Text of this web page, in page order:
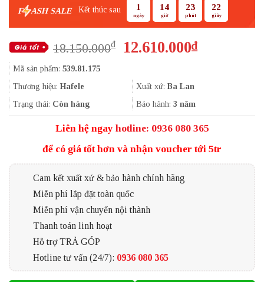
F ASH SALE Kết thúc sau 1
ngày
14
giờ
23
phút
21
giây
18.150.000₫
Giá
18.150.000₫.
12.610.000₫Giá
Mã sản phẩm: 539.81.175
Thương hiệu: Hafele Xuất xứ: Ba Lan
Trạng thái: Còn hàng Bảo hành: 3 năm
Liên hệ ngay hotline: 0936 080 365
để có giá tốt hơn và nhận voucher tới 5tr
Cam kết xuất xứ & bảo hành chính hãng
Miễn phí lắp đặt toàn quốc
Miễn phí vận chuyển nội thành
Thanh toán linh hoạt
Hỗ trợ TRẢ GÓP
Hotline tư vấn (24/7): 0936 080 365